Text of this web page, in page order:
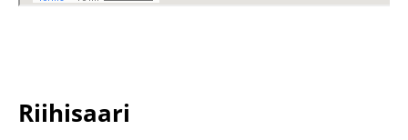
Riihisaari